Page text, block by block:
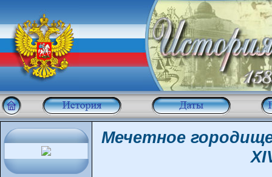
Мечетное